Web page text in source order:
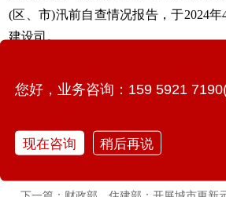
(区、市)汛前自查情况报告，于2024
建设司。
上一篇：住房城乡建设部等5部门关于加强
设和运行维护的通知
您好，业务咨询：159 5921
现在咨询 稍后再说